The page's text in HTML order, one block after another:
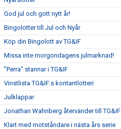
God jul och gott nytt år!
Bingolotter till Jul och Nyår
Köp din Bingolott av TG&IF
Missa inte morgondagens julmarknad!
”Perra” stannar i TG&IF
Vinstlista TG&IF:s kontantlotteri
Julklappar
Jonathan Wahnberg återvänder till TG&IF
Klart med motståndare i nästa års serie